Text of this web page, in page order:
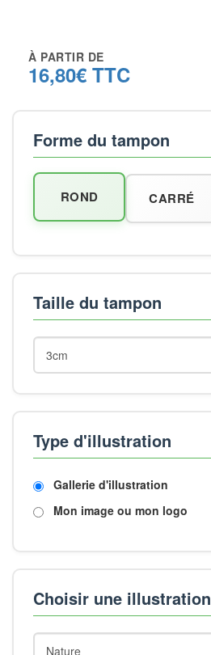
À PARTIR DE
16,80€ TTC
Forme du tampon
ROND CARRÉ
Taille du tampon
Type d'illustration
Gallerie d'illustration
Mon image ou mon logo
Choisir une illustration